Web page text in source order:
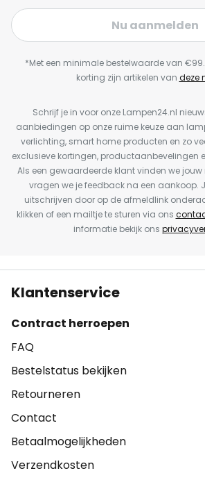
Nu aanmelden
*Met een minimale bestelwaarde van
korting zijn artikelen van deze
Schrijf je in voor onze Lampen24.nl
aanbiedingen op onze ruime keuze aan
verlichting, smart home producten en zo
exclusieve kortingen, productaanbevelingen
Als een gewaardeerde klant vinden we
vragen we je feedback na een aankoop.
uitschrijven door op de afmeldlink
klikken of een mailtje te sturen via ons
informatie bekijk ons
Klantenservice
Contract herroepen
FAQ
Bestelstatus bekijken
Retourneren
Contact
Betaalmogelijkheden
Verzendkosten